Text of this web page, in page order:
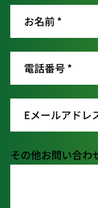
その他お問い合わ